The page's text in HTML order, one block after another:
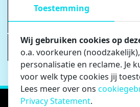
Ik kan mijn huur niet
doen?
Hoe wijzig ik mijn
Toestemming
Wij gebruiken cookies op
o.a. voorkeuren
personalisatie en reclame. Je
voor welk type cookies jij
Lees meer over ons
Privacy Statement.